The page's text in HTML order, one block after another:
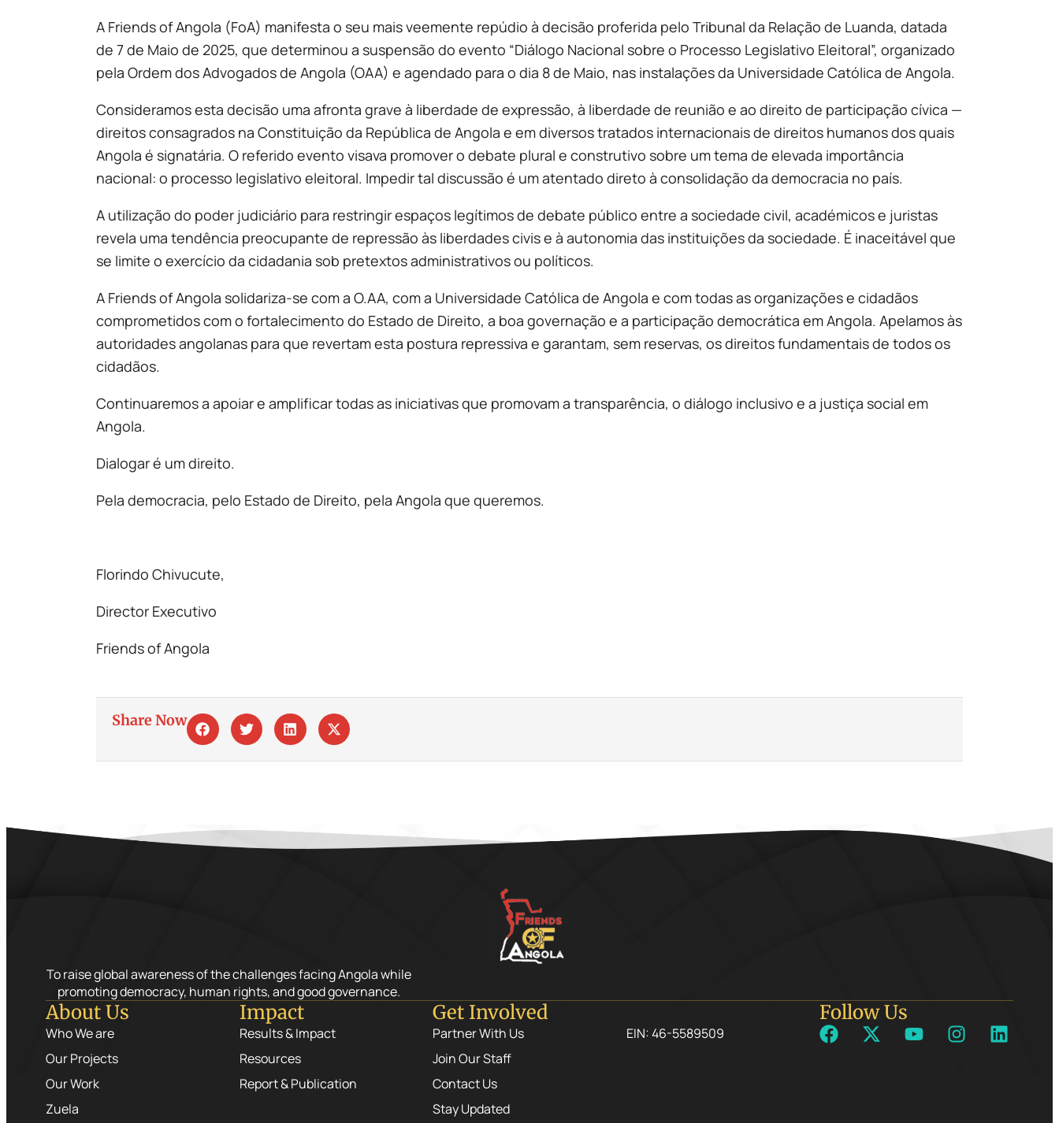
A Friends of Angola (FoA) manifesta o seu mais veemente repúdio à decisão proferida pelo Tribunal da Relação de Luanda, datada
de 7 de Maio de 2025, que determinou a suspensão do evento “Diálogo Nacional sobre o Processo Legislativo Eleitoral”, organizado
pela Ordem dos Advogados de Angola (OAA) e agendado para o dia 8 de Maio, nas instalações da Universidade Católica de Angola.
Consideramos esta decisão uma afronta grave à liberdade de expressão, à liberdade de reunião e ao direito de participação cívica —
direitos consagrados na Constituição da República de Angola e em diversos tratados internacionais de direitos humanos dos quais
Angola é signatária. O referido evento visava promover o debate plural e construtivo sobre um tema de elevada importância
nacional: o processo legislativo eleitoral. Impedir tal discussão é um atentado direto à consolidação da democracia no país.
A utilização do poder judiciário para restringir espaços legítimos de debate público entre a sociedade civil, académicos e juristas
revela uma tendência preocupante de repressão às liberdades civis e à autonomia das instituições da sociedade. É inaceitável que
se limite o exercício da cidadania sob pretextos administrativos ou políticos.
A Friends of Angola solidariza-se com a O.AA, com a Universidade Católica de Angola e com todas as organizações e cidadãos
comprometidos com o fortalecimento do Estado de Direito, a boa governação e a participação democrática em Angola. Apelamos às
autoridades angolanas para que revertam esta postura repressiva e garantam, sem reservas, os direitos fundamentais de todos os
cidadãos.
Continuaremos a apoiar e amplificar todas as iniciativas que promovam a transparência, o diálogo inclusivo e a justiça social em
Angola.
Dialogar é um direito.
Pela democracia, pelo Estado de Direito, pela Angola que queremos.
Florindo Chivucute,
Director Executivo
Friends of Angola
Share Now
To raise global awareness of the challenges facing Angola while
promoting democracy, human rights, and good governance.
About Us
Who We are
Our Projects
Our Work
Zuela
Impact
Results & Impact
Resources
Report & Publication
Get Involved
Partner With Us
Join Our Staff
Contact Us
Stay Updated
EIN: 46-5589509
Follow Us